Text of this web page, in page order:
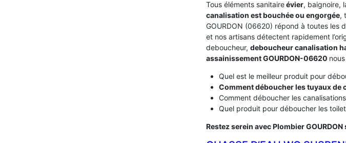
Tous éléments sanitaireévier, baignoire,
canalisation est bouchée ou engorgée,
GOURDON (06620) répond à toutes les
et nos artisans détectent rapidement
deboucheur, deboucheur canalisation
assainissement GOURDON-06620
Quel est le meilleur produit pour
Comment déboucher les tuyaux de
Comment déboucher les
Quel produit pour déboucher les
Restez serein avec Plombier